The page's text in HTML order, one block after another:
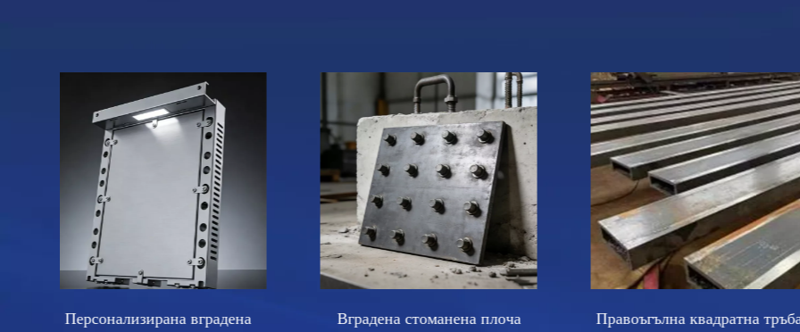
Вградена стоманена плоча Правоъгълна квадратна тръба
Спирално заварена